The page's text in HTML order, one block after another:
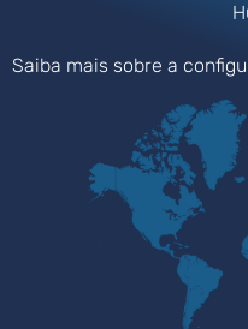
Saiba mais sobre a